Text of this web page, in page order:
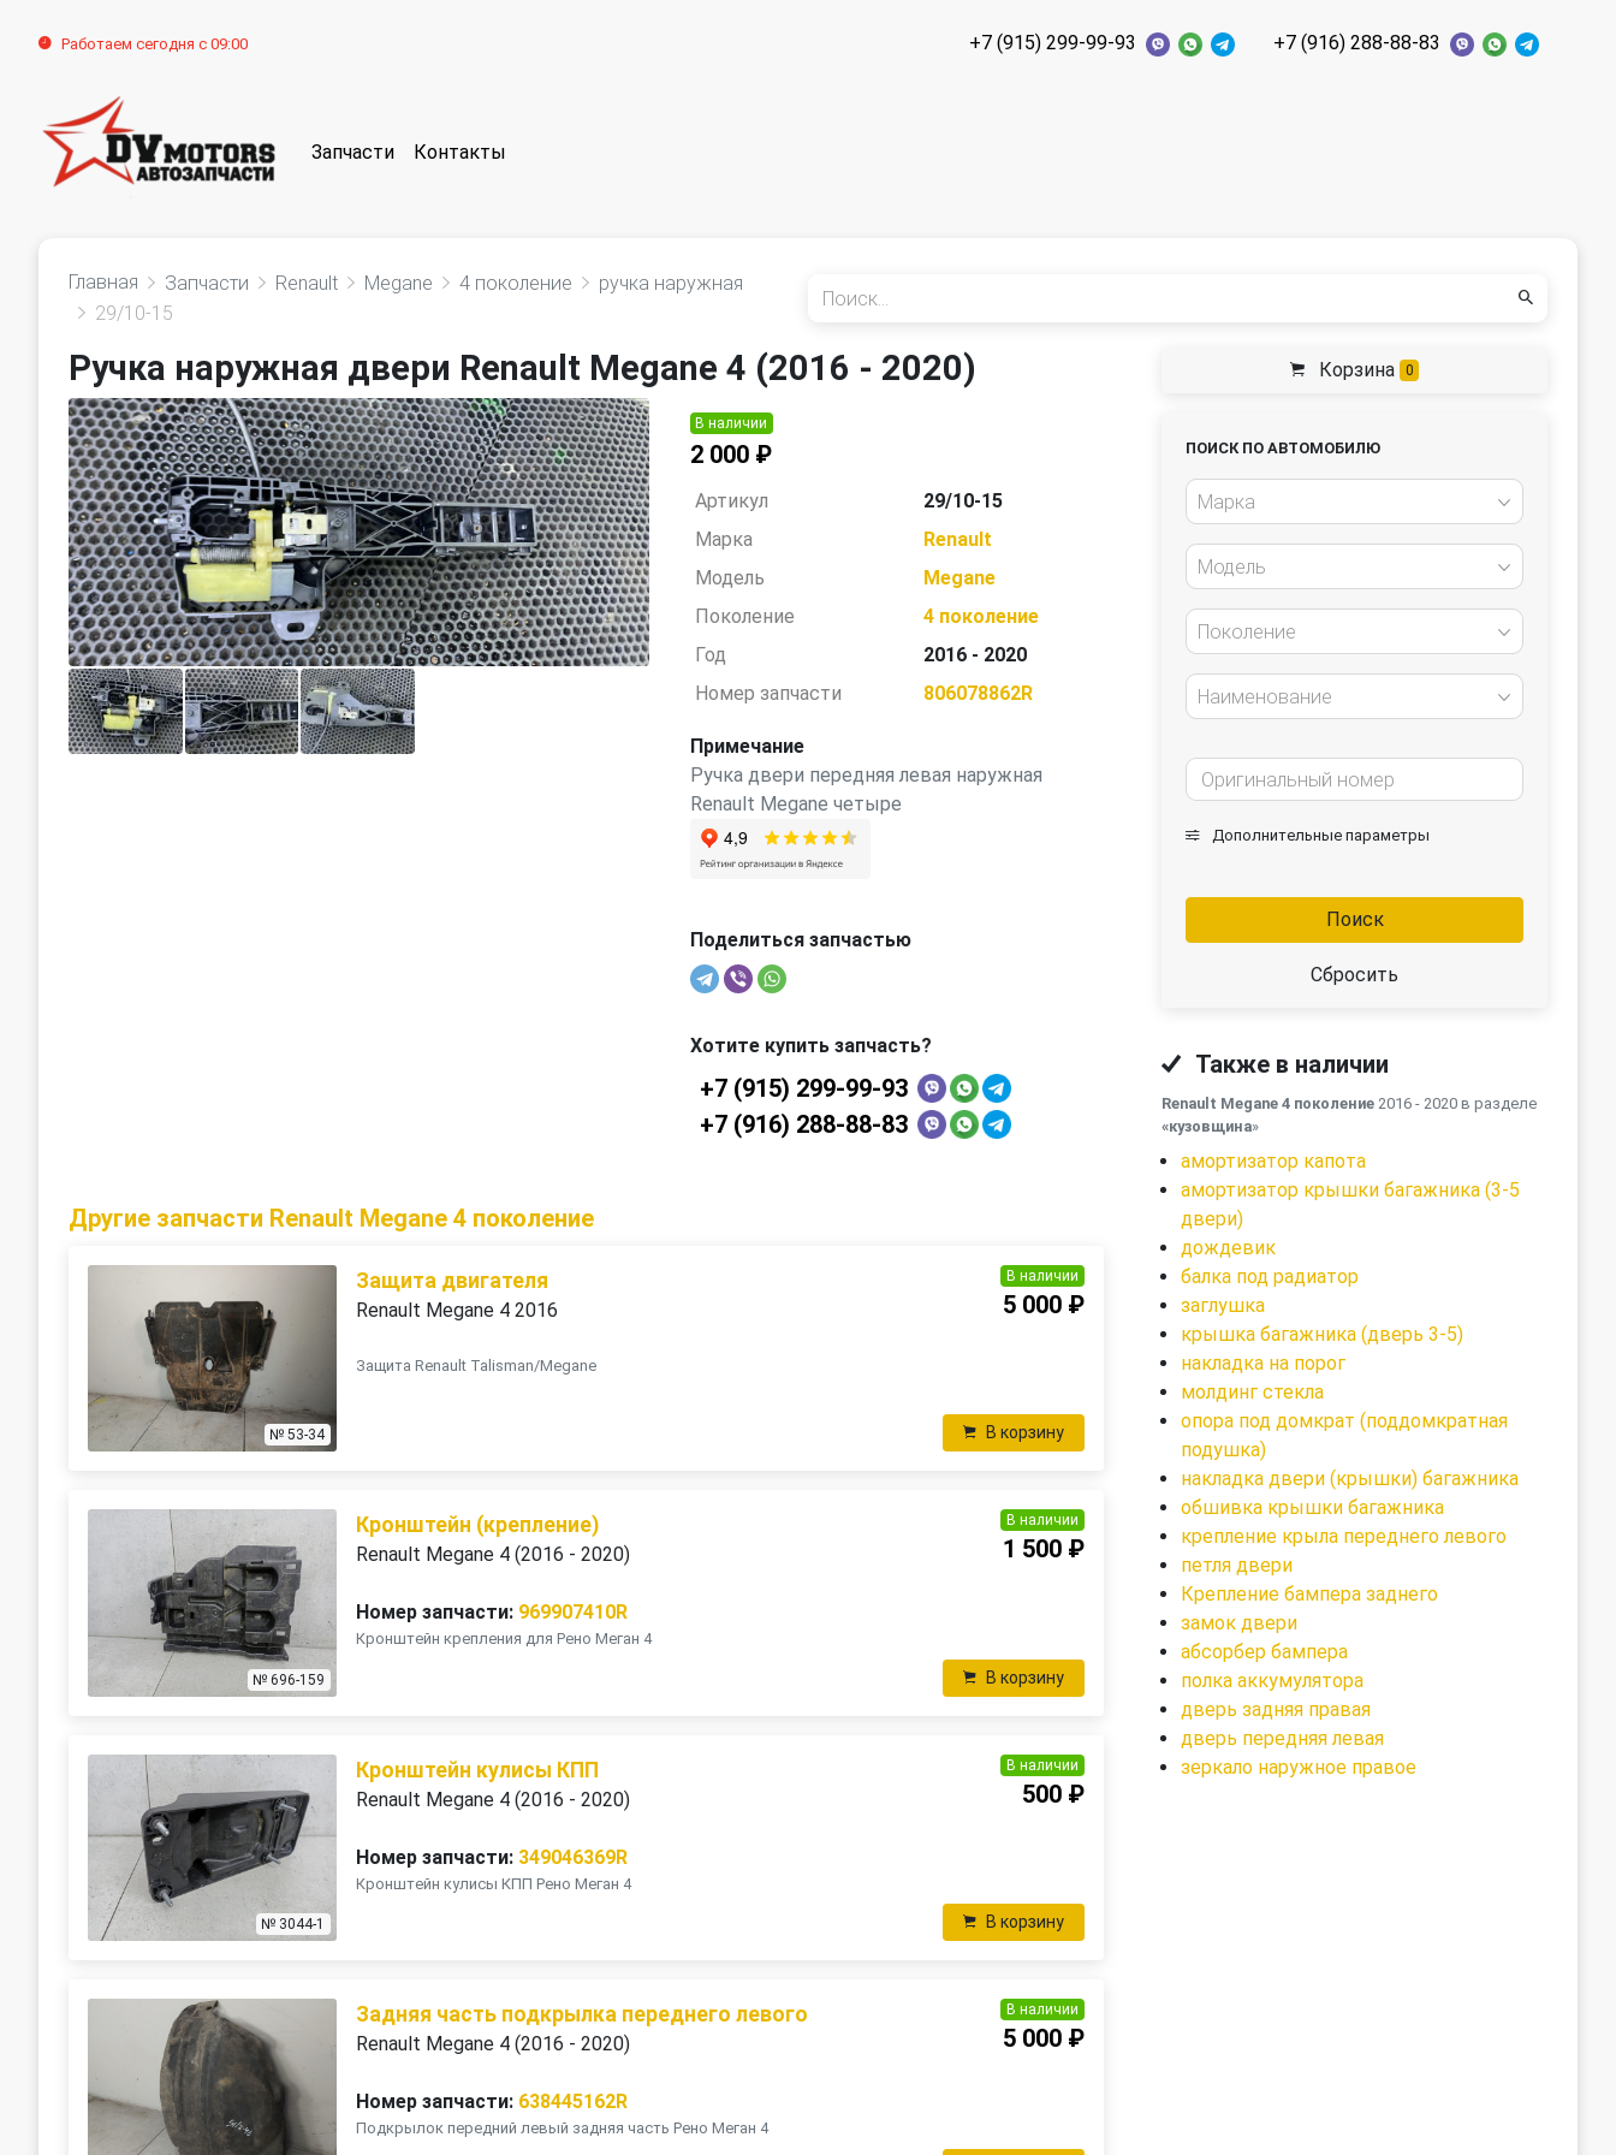
Работаем сегодня с 09:00 +7 (915) 299-99-93 +7 (916) 288-88-83
Запчасти Контакты
Главная Запчасти Renault Megane 4 поколение
ручка наружная
29/10-15
Ручка наружная двери Renault Megane 4 (2016 - 2020)
В наличии
2 000 ₽
Артикул
29/10-15
Марка
Renault
Модель
Megane
Поколение
4 поколение
Год
2016 - 2020
Номер запчасти
806078862R
Примечание
Ручка двери передняя левая наружная
Renault Megane четыре
Поделиться запчастью
Хотите купить запчасть?
+7 (915) 299-99-93
+7 (916) 288-88-83
Другие запчасти Renault Megane 4 поколение
№ 53-34
Защита двигателя
Renault Megane 4 2016
Защита Renault Talisman/Megane
В наличии
5 000 ₽
В корзину
№ 696-159
Кронштейн (крепление)
Renault Megane 4 (2016 - 2020)
Номер запчасти: 969907410R
Кронштейн крепления для Рено Меган 4
В наличии
1 500 ₽
В корзину
№ 3044-1
Кронштейн кулисы КПП
Renault Megane 4 (2016 - 2020)
Номер запчасти: 349046369R
Кронштейн кулисы КПП Рено Меган 4
В наличии
500 ₽
В корзину
Задняя часть подкрылка переднего левого
Renault Megane 4 (2016 - 2020)
Номер запчасти: 638445162R
Подкрылок передний левый задняя часть Рено Меган 4
В наличии
5 000 ₽
Корзина 0
ПОИСК ПО АВТОМОБИЛЮ
Марка
Модель
Поколение
Наименование
Дополнительные параметры
Поиск
Сбросить
Также в наличии
Renault Megane 4 поколение 2016 - 2020 в разделе
«кузовщина»
амортизатор капота
амортизатор крышки багажника (3-5
двери)
дождевик
балка под радиатор
заглушка
крышка багажника (дверь 3-5)
накладка на порог
молдинг стекла
опора под домкрат (поддомкратная
подушка)
накладка двери (крышки) багажника
обшивка крышки багажника
крепление крыла переднего левого
петля двери
Крепление бампера заднего
замок двери
абсорбер бампера
полка аккумулятора
дверь задняя правая
дверь передняя левая
зеркало наружное правое